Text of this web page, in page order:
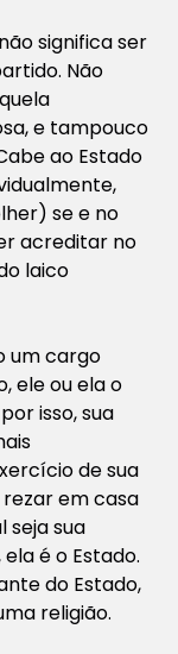
significa ser
Não
e tampouco
ao Estado
se e no
acreditar no
laico
um cargo
ele ou ela o
isso, sua
de sua
rezar em casa
seja sua
é o Estado.
do Estado,
religião.